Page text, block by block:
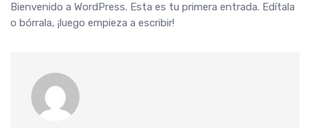
Bienvenido a WordPress. Esta es tu primera entrada. Edítala
o bórrala, ¡luego empieza a escribir!